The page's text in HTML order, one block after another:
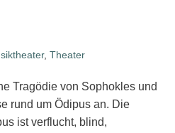
, Theater
Tragödie von Sophokles und
rund um Ödipus an. Die
ist verflucht, blind,